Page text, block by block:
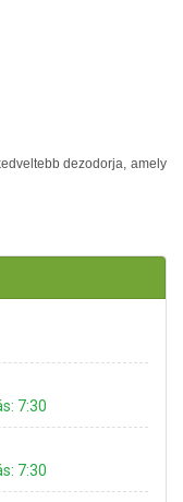
dezodorja, amely
7:30
7:30